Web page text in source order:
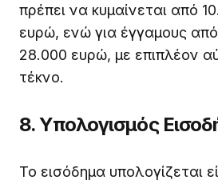
πρέπει να κυμαίνεται από
ευρώ, ενώ για έγγαμους
28.000 ευρώ, με επιπλέον
τέκνο.
8. Υπολογισμός
Το εισόδημα υπολογίζεται